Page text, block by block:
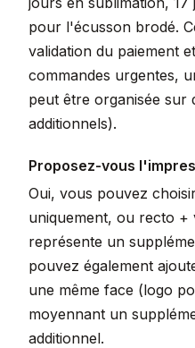
pour l'écusson brodé.
validation du paiement
commandes urgentes,
peut être organisée sur
additionnels).
Proposez-vous
Oui, vous pouvez
uniquement, ou recto +
représente un
pouvez également
une même face (logo
moyennant un
additionnel.